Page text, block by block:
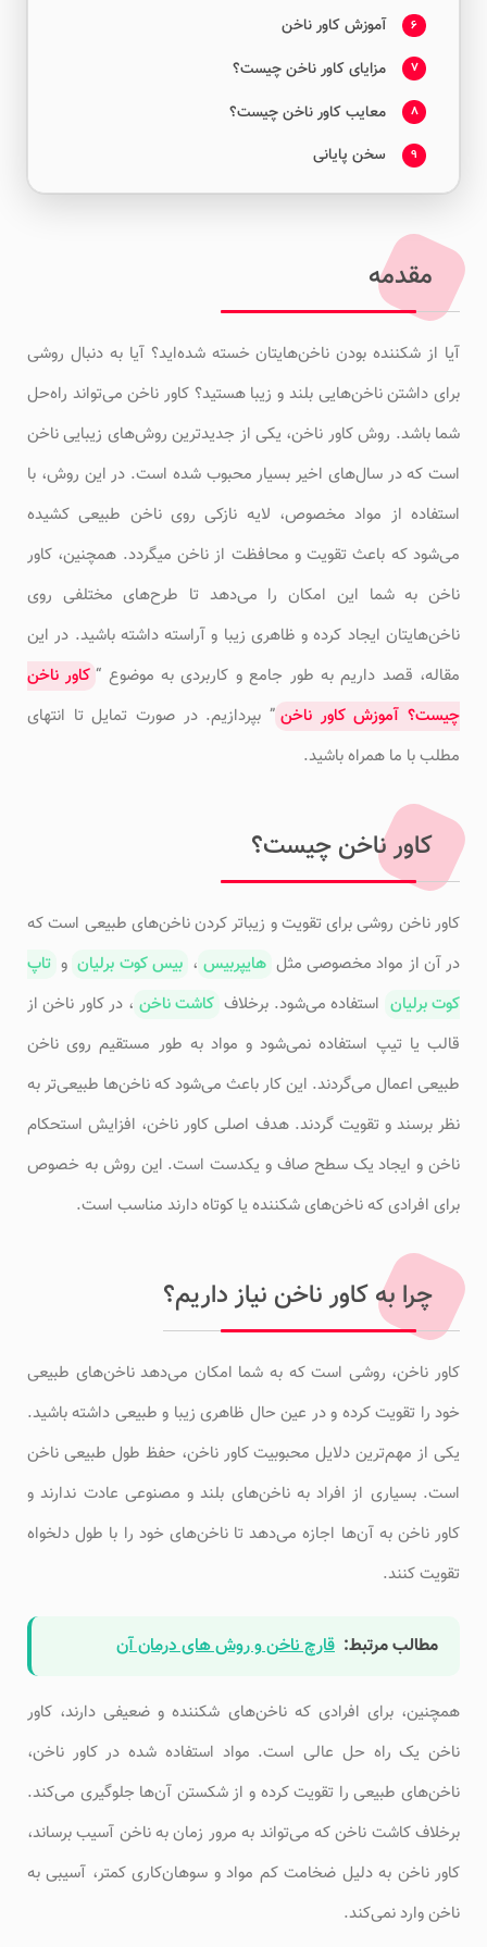
6 آموزش کاور ناخن
7 مزایای کاور ناخن چیست؟
8 معایب کاور ناخن چیست؟
9 سخن پایانی
مقدمه
آیا از شکننده بودن ناخن‌هایتان خسته شده‌اید؟ آیا به دنبال روشی
برای داشتن ناخن‌هایی بلند و زیبا هستید؟ کاور ناخن می‌تواند راه‌حل
شما باشد. روش کاور ناخن، یکی از جدیدترین روش‌های زیبایی ناخن
است که در سال‌های اخیر بسیار محبوب شده است. در این روش، با
استفاده از مواد مخصوص، لایه نازکی روی ناخن طبیعی کشیده
می‌شود که باعث تقویت و محافظت از ناخن میگردد. همچنین، کاور
ناخن به شما این امکان را می‌دهد تا طرح‌های مختلفی روی
ناخن‌هایتان ایجاد کرده و ظاهری زیبا و آراسته داشته باشید. در این
مقاله، قصد داریم به طور جامع و کاربردی به موضوع “ کاور ناخن
چیست؟ آموزش کاور ناخن ” بپردازیم. در صورت تمایل تا انتهای
مطلب با ما همراه باشید.
کاور ناخن چیست؟
کاور ناخن روشی برای تقویت و زیباتر کردن ناخن‌های طبیعی است که
در آن از مواد مخصوصی مثل هایپربیس ، بیس کوت برلیان و تاپ
کوت برلیان استفاده می‌شود. برخلاف کاشت ناخن ، در کاور ناخن از
قالب یا تیپ استفاده نمی‌شود و مواد به طور مستقیم روی ناخن
طبیعی اعمال می‌گردند. این کار باعث می‌شود که ناخن‌ها طبیعی‌تر به
نظر برسند و تقویت گردند. هدف اصلی کاور ناخن، افزایش استحکام
ناخن و ایجاد یک سطح صاف و یکدست است. این روش به خصوص
برای افرادی که ناخن‌های شکننده یا کوتاه دارند مناسب است.
چرا به کاور ناخن نیاز داریم؟
کاور ناخن، روشی است که به شما امکان می‌دهد ناخن‌های طبیعی
خود را تقویت کرده و در عین حال ظاهری زیبا و طبیعی داشته باشید.
یکی از مهم‌ترین دلایل محبوبیت کاور ناخن، حفظ طول طبیعی ناخن
است. بسیاری از افراد به ناخن‌های بلند و مصنوعی عادت ندارند و
کاور ناخن به آن‌ها اجازه می‌دهد تا ناخن‌های خود را با طول دلخواه
تقویت کنند.
مطالب مرتبط: قارچ ناخن و روش های درمان آن
همچنین، برای افرادی که ناخن‌های شکننده و ضعیفی دارند، کاور
ناخن یک راه حل عالی است. مواد استفاده شده در کاور ناخن،
ناخن‌های طبیعی را تقویت کرده و از شکستن آن‌ها جلوگیری می‌کند.
برخلاف کاشت ناخن که می‌تواند به مرور زمان به ناخن آسیب برساند،
کاور ناخن به دلیل ضخامت کم مواد و سوهان‌کاری کمتر، آسیبی به
ناخن وارد نمی‌کند.